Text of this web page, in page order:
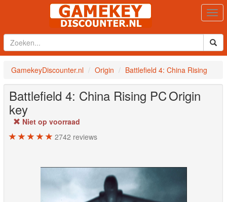
GamekeyDiscounter.nl Origin Battlefield 4: China Rising
Battlefield 4: China Rising PCOrigin
key
Niet op voorraad
2742 reviews